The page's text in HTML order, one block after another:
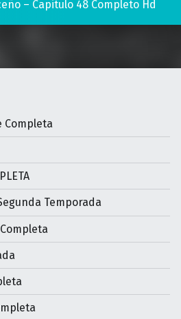
– Capitulo 48 Completo Hd
Completa
Temporada